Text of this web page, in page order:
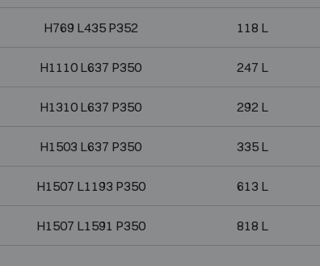
H769 L435 P352 118 L
H1110 L637 P350 247 L
H1310 L637 P350 292 L
H1503 L637 P350 335 L
H1507 L1193 P350 613 L
H1507 L1591 P350 818 L